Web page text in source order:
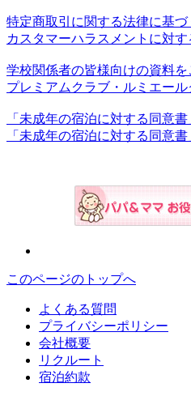
特定商取引に関する法律に基づ
カスタマーハラスメントに対
学校関係者の皆様向けの資料
プレミアムクラブ・ルミエー
「未成年の宿泊に対する同意
「未成年の宿泊に対する同意
このページのトップへ
よくある質問
プライバシーポリシー
会社概要
リクルート
宿泊約款